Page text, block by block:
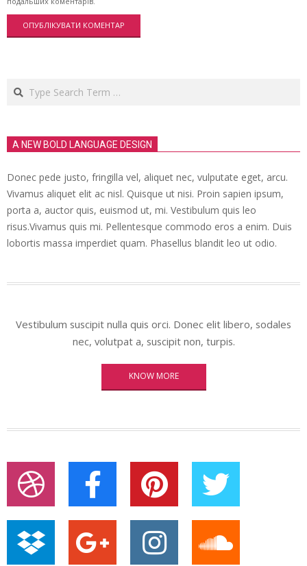
Search
A NEW BOLD LANGUAGE DESIGN
Donec pede justo, fringilla vel, aliquet nec, vulputate eget, arcu.
Vivamus aliquet elit ac nisl. Quisque ut nisi. Proin sapien ipsum,
porta a, auctor quis, euismod ut, mi. Vestibulum quis leo
risus.Vivamus quis mi. Pellentesque commodo eros a enim. Duis
lobortis massa imperdiet quam. Phasellus blandit leo ut odio.
Vestibulum suscipit nulla quis orci. Donec elit libero, sodales
nec, volutpat a, suscipit non, turpis.
KNOW MORE